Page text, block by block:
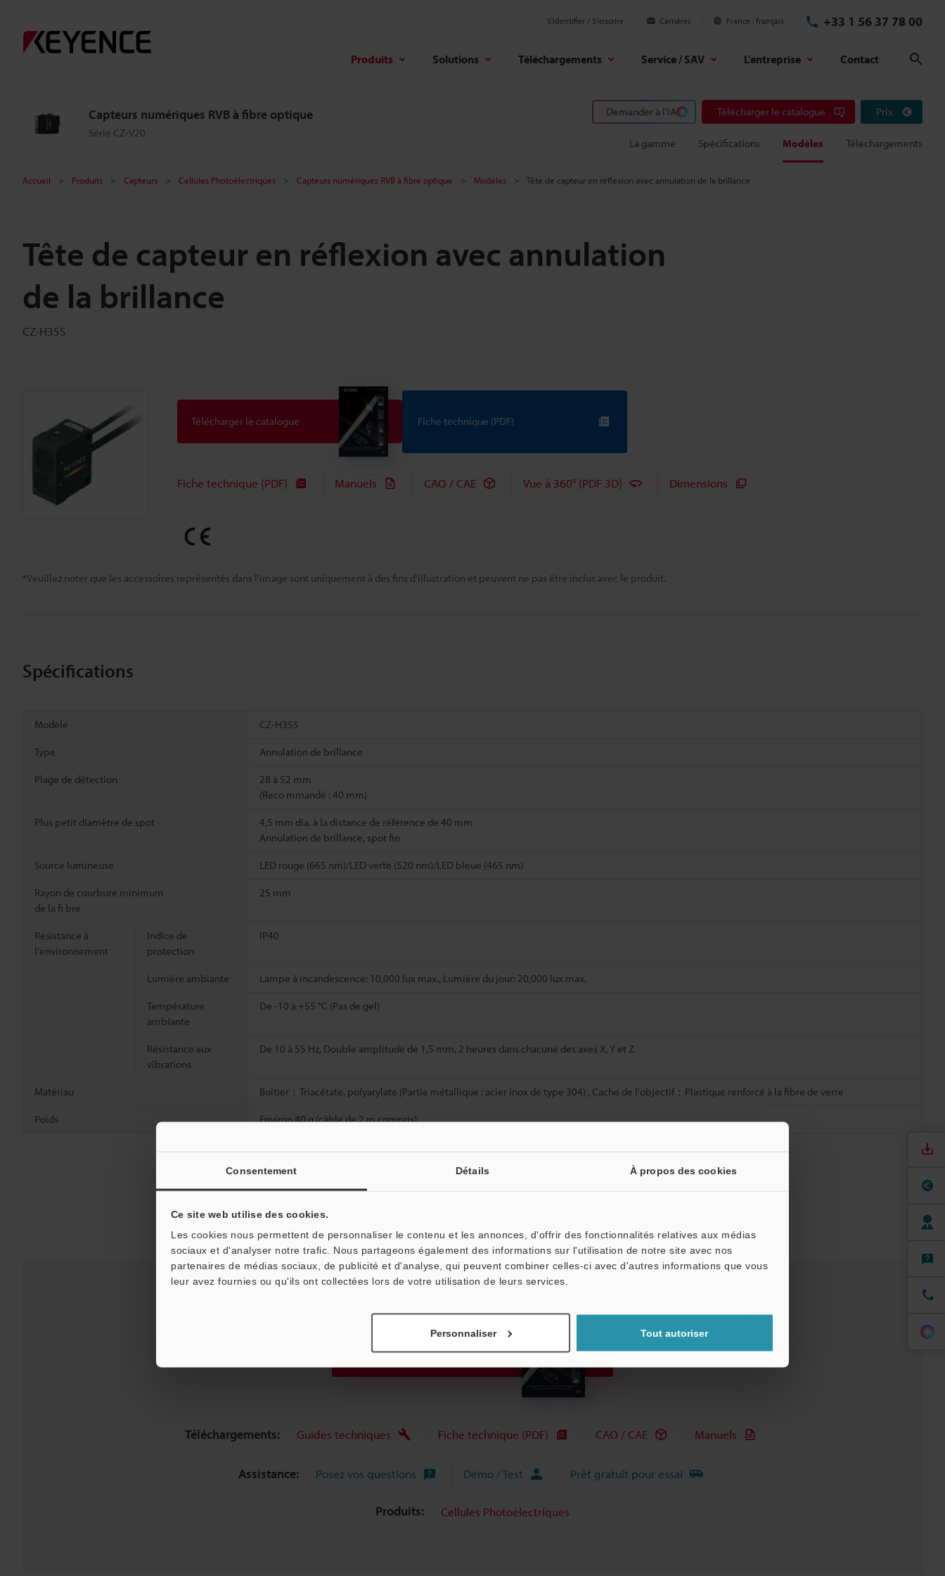
Consentement Détails À propos des cookies
Ce site web utilise des cookies.
Les cookies nous permettent de personnaliser le contenu et les annonces, d'offrir des fonctionnalités relatives aux médias
sociaux et d'analyser notre trafic. Nous partageons également des informations sur l'utilisation de notre site avec nos
partenaires de médias sociaux, de publicité et d'analyse, qui peuvent combiner celles-ci avec d'autres informations que vous
leur avez fournies ou qu'ils ont collectées lors de votre utilisation de leurs services.
Personnaliser Tout autoriser
S'identifier / S’inscrire Carrières France français +33 1 56 37 78 00
Produits Solutions Téléchargements Service / SAV L'entreprise Contact
Capteurs numériques RVB à fibre optique
Série CZ-V20
Demander à l'IA Télécharger le catalogue Prix
La gamme Spécifications Modèles Téléchargements
Accueil Produits Capteurs Cellules Photoélectriques Capteurs numériques RVB à fibre optique Modèles Tête de capteur en réflexion avec annulation de la brillance
Tête de capteur en réflexion avec annulation
de la brillance
CZ-H35S
*Veuillez noter que les accessoires représentés dans l'image sont uniquement à des fins d'illustration et peuvent ne pas être inclus avec le produit.
Télécharger le catalogue Fiche technique (PDF)
Fiche technique (PDF) Manuels CAO / CAE Vue à 360° (PDF 3D) Dimensions
Spécifications
Modèle CZ-H35S
Type Annulation de brillance
Plage de détection
28 à 52 mm
(Reco mmandé : 40 mm)
Plus petit diamètre de spot
4,5 mm dia. à la distance de référence de 40 mm
Annulation de brillance, spot fin
Source lumineuse LED rouge (665 nm)/LED verte (520 nm)/LED bleue (465 nm)
Rayon de courbure minimum
de la fi bre
25 mm
Résistance à
l'environnement
Indice de
protection
IP40
Lumière ambiante Lampe à incandescence: 10,000 lux max., Lumière du jour: 20,000 lux max.
Température
ambiante
De -10 à +55 °C (Pas de gel)
Résistance aux
vibrations
De 10 à 55 Hz, Double amplitude de 1,5 mm, 2 heures dans chacune des axes X, Y et Z
Matériau Boîtier：Triacétate, polyarylate (Partie métallique : acier inox de type 304) , Cache de l'objectif：Plastique renforcé à la fibre de verre
Poids Environ 40 g (câble de 2 m compris)
Fiche technique (PDF)
Télécharger le catalogue
Téléchargements: Guides techniques Fiche technique (PDF) CAO / CAE Manuels
Assistance: Posez vos questions Démo / Test Prêt gratuit pour essai
Produits: Cellules Photoélectriques